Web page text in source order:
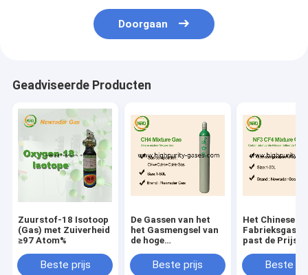
Doorgaan
Geadviseerde Producten
Zuurstof-18 Isotoop
(Gas) met Zuiverheid
≥97 Atom%
Beste prijs
De Gassen van het
het Gasmengsel van
de hoge
voor
lithografietoepassingen
Beste prijs
Het Chinese
past de Prijs
aan
Beste